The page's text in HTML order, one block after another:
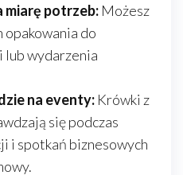
miarę potrzeb: Możesz
opakowania do
lub wydarzenia
na eventy: Krówki z
się podczas
i spotkań biznesowych